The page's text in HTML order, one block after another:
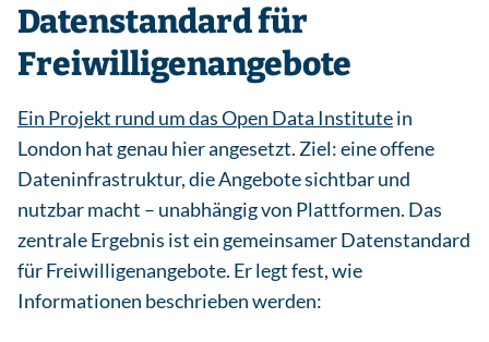
Datenstandard für
Freiwilligenangebote
Ein Projekt rund um das Open Data Institutein
London hat genau hier angesetzt. Ziel: eine offene
Dateninfrastruktur, die Angebote sichtbar und
nutzbar macht – unabhängig von Plattformen. Das
zentrale Ergebnis ist ein gemeinsamer Datenstandard
für Freiwilligenangebote. Er legt fest, wie
Informationen beschrieben werden: